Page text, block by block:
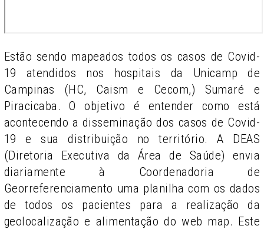
Estão sendo mapeados todos os casos de Covid-
19 atendidos nos hospitais da Unicamp de
Campinas (HC, Caism e Cecom,) Sumaré e
Piracicaba. O objetivo é entender como está
acontecendo a disseminação dos casos de Covid-
19 e sua distribuição no território. A DEAS
(Diretoria Executiva da Área de Saúde) envia
diariamente à Coordenadoria de
Georreferenciamento uma planilha com os dados
de todos os pacientes para a realização da
geolocalização e alimentação do web map. Este